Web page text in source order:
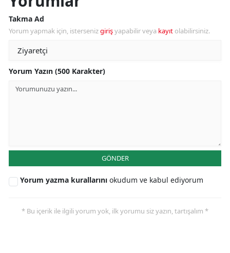
Takma Ad
Yorum yapmak için, istersenizgirişyapabilir veya kayıt olabilirsiniz.
Yorum Yazın (500 Karakter)
GÖNDER
Yorum yazma kurallarını okudum ve kabul ediyorum
* Bu içerik ile ilgili yorum yok, ilk yorumu siz yazın, tartışalım *